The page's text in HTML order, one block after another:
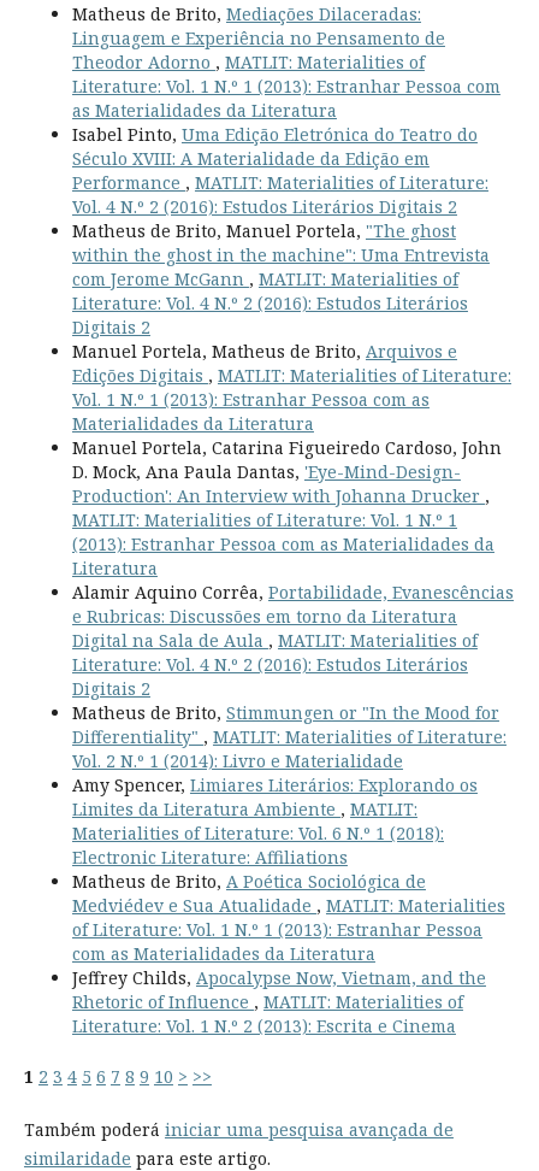
Matheus de Brito, Mediações Dilaceradas:
Linguagem e Experiência no Pensamento de
Theodor Adorno , MATLIT: Materialities of
Literature: Vol. 1 N.º 1 (2013): Estranhar Pessoa com
as Materialidades da Literatura
Isabel Pinto, Uma Edição Eletrónica do Teatro do
Século XVIII: A Materialidade da Edição em
Performance , MATLIT: Materialities of Literature:
Vol. 4 N.º 2 (2016): Estudos Literários Digitais 2
Matheus de Brito, Manuel Portela, "The ghost
within the ghost in the machine": Uma Entrevista
com Jerome McGann , MATLIT: Materialities of
Literature: Vol. 4 N.º 2 (2016): Estudos Literários
Digitais 2
Manuel Portela, Matheus de Brito, Arquivos e
Edições Digitais , MATLIT: Materialities of Literature:
Vol. 1 N.º 1 (2013): Estranhar Pessoa com as
Materialidades da Literatura
Manuel Portela, Catarina Figueiredo Cardoso, John
D. Mock, Ana Paula Dantas, 'Eye-Mind-Design-
Production': An Interview with Johanna Drucker ,
MATLIT: Materialities of Literature: Vol. 1 N.º 1
(2013): Estranhar Pessoa com as Materialidades da
Literatura
Alamir Aquino Corrêa, Portabilidade, Evanescências
e Rubricas: Discussões em torno da Literatura
Digital na Sala de Aula , MATLIT: Materialities of
Literature: Vol. 4 N.º 2 (2016): Estudos Literários
Digitais 2
Matheus de Brito, Stimmungen or "In the Mood for
Differentiality" , MATLIT: Materialities of Literature:
Vol. 2 N.º 1 (2014): Livro e Materialidade
Amy Spencer, Limiares Literários: Explorando os
Limites da Literatura Ambiente , MATLIT:
Materialities of Literature: Vol. 6 N.º 1 (2018):
Electronic Literature: Affiliations
Matheus de Brito, A Poética Sociológica de
Medviédev e Sua Atualidade , MATLIT: Materialities
of Literature: Vol. 1 N.º 1 (2013): Estranhar Pessoa
com as Materialidades da Literatura
Jeffrey Childs, Apocalypse Now, Vietnam, and the
Rhetoric of Influence , MATLIT: Materialities of
Literature: Vol. 1 N.º 2 (2013): Escrita e Cinema
1 2 3 4 5 6 7 8 9 10 > >>
Também poderá iniciar uma pesquisa avançada de
similaridade para este artigo.